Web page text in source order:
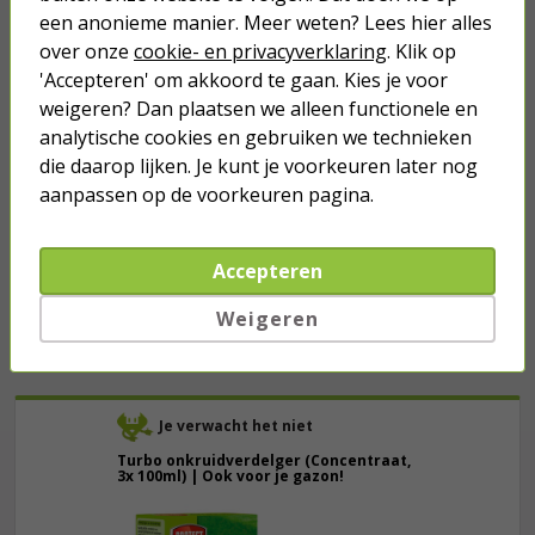
Je verwacht het niet
Turbo onkruidverdelger (Concentraat,
3x 100ml) | Ook voor je gazon!
Stopcontact met schakelaar voor
buiten | PEHA | M20 (Randaarde,
Wissel, Verticaal, IP44, Grijs)
16,95
Kabeldoos | Q-link (IP54)
een anonieme manier. Meer weten? Lees hier alles
over onze cookie- en privacyverklaring. Klik op
'Accepteren' om akkoord te gaan. Kies je voor
weigeren? Dan plaatsen we alleen functionele en
analytische cookies en gebruiken we technieken
die daarop lijken. Je kunt je voorkeuren later nog
aanpassen op de voorkeuren pagina.
Accepteren
Weigeren